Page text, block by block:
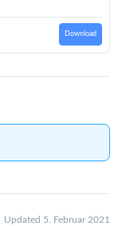
Download
Updated 5. Februar 2021